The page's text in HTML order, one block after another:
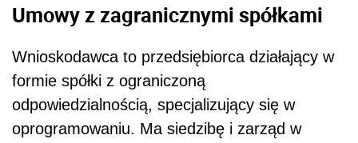
Umowy z zagranicznymi spółkami
Wnioskodawca to przedsiębiorca działający w
formie spółki z ograniczoną
odpowiedzialnością, specjalizujący się w
oprogramowaniu. Ma siedzibę i zarząd w